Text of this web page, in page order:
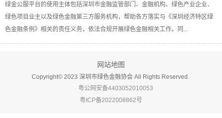
绿金公服平台的使用主体包括深圳市金融监管部门、金融机构、绿色产业企业、
绿色项目业主以及绿色金融第三方服务机构，帮助各方落实与《深圳经济特区绿
色金融条例》相关的责任义务，依法合规开展绿色金融相关工作。同...
网站地图
Copyright©️ 2023 深圳市绿色金融协会 All Rights Reserved.
粤ICP备2022008862号
粤公网安备4403052010053